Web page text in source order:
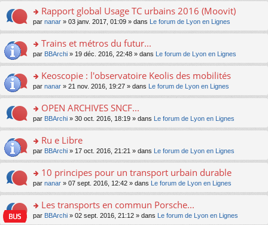
e
nt
ré
c
e
nt
le
pl
u
ré
c
e
nt
n
n
le
pl
u
ré
c
e
nt
a
g
e
n
n
le
pl
u
ré
c
e
nt
le
m
e
a
g
e
n
n
le
pl
u
ré
c
e
nt
ult
er
le
m
e
a
g
e
n
n
le
pl
u
ré
c
e
nt
o
n
ult
er
le
m
e
a
g
e
n
n
le
pl
u
ré
c
Rapport global Usage TC urbains 2016 (Moovit)
par nanar » 03 janv. 2017, 01:09 » dans Le forum de Lyon en Lignes
o
n
ult
er
le
m
e
a
g
e
n
n
le
pl
Trains et métros du futur...
par BBArchi » 19 déc. 2016, 22:48 » dans Le forum de Lyon en Lignes
o
n
ult
er
le
m
e
a
g
e
n
n
Keoscopie : l'observatoire Keolis des mobilités
par nanar » 21 nov. 2016, 19:27 » dans Le forum de Lyon en Lignes
o
n
ult
er
le
m
e
a
g
OPEN ARCHIVES SNCF...
par BBArchi » 30 oct. 2016, 18:19 » dans Le forum de Lyon en Lignes
o
n
ult
er
le
m
e
Ru e Libre
par BBArchi » 17 oct. 2016, 21:21 » dans Le forum de Lyon en Lignes
o
n
ult
er
10 principes pour un transport urbain durable
par nanar » 07 sept. 2016, 12:42 » dans Le forum de Lyon en Lignes
o
Les transports en commun Porsche...
par BBArchi » 02 sept. 2016, 21:12 » dans Le forum de Lyon en Lignes